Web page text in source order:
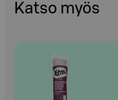
Katso myös